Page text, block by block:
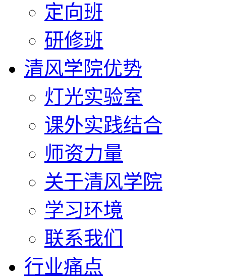
定向班
研修班
清风学院优势
灯光实验室
课外实践结合
师资力量
关于清风学院
学习环境
联系我们
行业痛点